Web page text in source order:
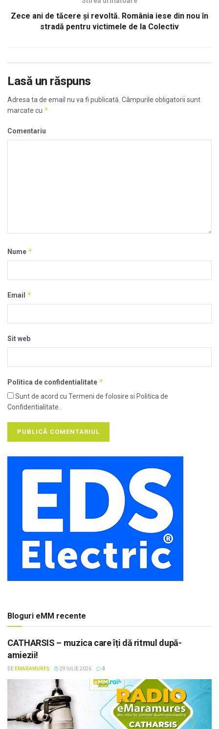
Zece ani de tăcere și revoltă. România iese din nou în
stradă pentru victimele de la Colectiv
Lasă un răspuns
Adresa ta de email nu va fi publicată. Câmpurile obligatorii sunt
marcate cu *
Comentariu
Nume *
Email *
Sit web
Politica de confidentialitate *
Sunt de acord cu Termeni de folosire si Politica de
Confidentialitate.
Bloguri eMM recente
CATHARSIS – muzica care îți dă ritmul după-
amiezii!
DE EMARAMUREȘ 29 IULIE 2026 0